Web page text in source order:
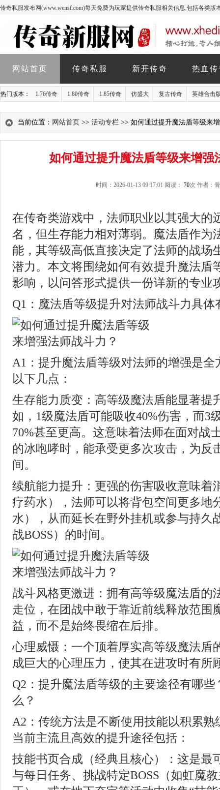
传奇私服发布网(www.wensf.com)每天免费为玩家提供传奇私服相关信息,包括各类
网站首页 传奇私服 新开传奇 热血
热门版本： 1.76传奇 1.80传奇 1.85传奇 仿盛大 复古传奇 英雄合击
当前位置： 网站首页 >> 活动专栏 >> 如何通过提升魔法盾等级来
如何通过提升魔法盾等级来增强
时间：2026-01-13 09:17:01 阅读： 70次 作者：
在传奇类游戏中， 法师职业以其强大的
名，但生存能力相对薄弱。魔法盾作为
能，其等级高低直接决定了法师的战场
潜力。本文将围绕如何有效提升魔法盾
影响，以问答形式提供一份详新的专业
Q1：魔法盾等级提升对法师战斗力具
A1：提升魔法盾等级对法师的增强是
以下几点：
生存能力质变：高等级魔法盾能显著提
如，1级魔法盾可能吸收40%伤害，而3
70%甚至更高。这意味着法师在面对战
的冰咆哮时，能承受更多次攻击，为反
间。
续航能力提升：更强的伤害吸收意味着
疗药水），法师可以将背包空间更多地
水），从而延长在野外挂机或参与持久
战BOSS）的时间。
战斗风格更激进：拥有高等级魔法盾的
走位，在团战中敢于靠近前线释放范围
益，而不是始终畏缩在后排。
心理威慑：一个顶着厚实高等级魔法盾
成巨大的心理压力，使其在进攻时有所
Q2：提升魔法盾等级的主要途径有哪
么？
A2：传统方法是不断使用技能以积累
当前主流且高效的提升途径包括：
技能书页合成（经典且核心）：这是最
与每日任务、挑战特定BOSS（如虹魔